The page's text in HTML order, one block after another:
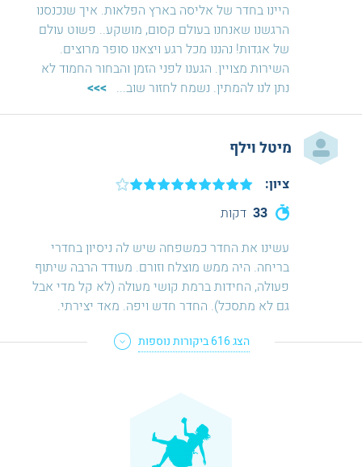
היינו בחדר של אליסה בארץ הפלאות. איך שנכנסנו
הרגשנו שאנחנו בעולם קסום, מושקע.. פשוט עולם
של אגדות! נהננו מכל רגע ויצאנו סופר מרוצים.
השירות מצויין. הגענו לפני הזמן והבחור החמוד לא
נתן לנו להמתין. נשמח לחזור שוב...
>>>
מיטל וילף
33 דקות
ציון:
עשינו את החדר כמשפחה שיש לה ניסיון בחדרי
בריחה. היה ממש מוצלח וזורם. מעודד הרבה שיתוף
פעולה, החידות ברמת קושי מעולה (לא קל מדי אבל
גם לא מתסכל). החדר חדש ויפה. מאד יצירתי.
הצג616ביקורות נוספות